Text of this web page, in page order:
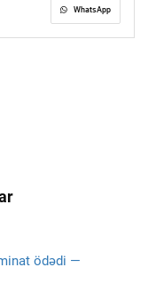
WhatsApp